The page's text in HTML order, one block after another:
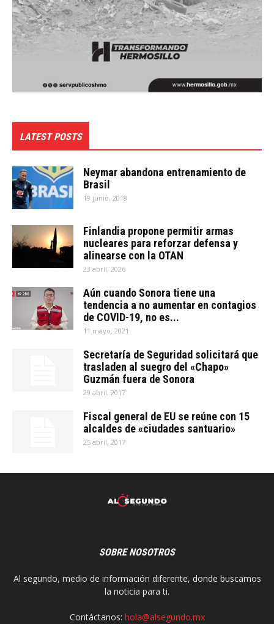
LATEST POSTS
Neymar abandona entrenamiento de
Brasil
19 junio, 2018
Finlandia propone permitir armas
nucleares para reforzar defensa y
alinearse con la OTAN
23 abril, 2026
Aún cuando Sonora tiene una
tendencia a no aumentar en contagios
de COVID-19, no es...
11 mayo, 2021
Secretaría de Seguridad solicitará que
trasladen al suegro del «Chapo»
Guzmán fuera de Sonora
29 abril, 2017
Fiscal general de EU se reúne con 15
alcaldes de «ciudades santuario»
25 abril, 2017
SOBRE NOSOTROS
Al segundo, medio de información diferente, donde buscamos
la noticia para ti.
Contáctanos: hola@alsegundo.mx